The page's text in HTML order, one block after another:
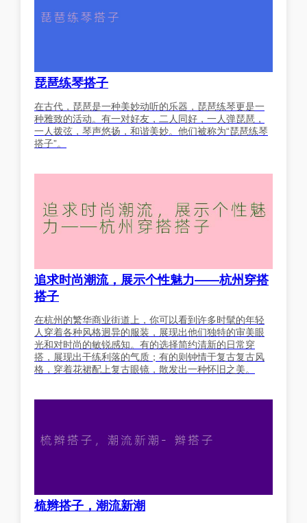
琵琶练琴搭子
在古代，琵琶是一种美妙动听的乐器，琵琶练琴更是一
种雅致的活动。有一对好友，二人同好，一人弹琵琶，
一人拨弦，琴声悠扬，和谐美妙。他们被称为“琵琶练琴
搭子”。
追求时尚潮流，展示个性魅力——杭州穿搭
搭子
在杭州的繁华商业街道上，你可以看到许多时髦的年轻
人穿着各种风格迥异的服装，展现出他们独特的审美眼
光和对时尚的敏锐感知。有的选择简约清新的日常穿
搭，展现出干练利落的气质；有的则钟情于复古复古风
格，穿着花裙配上复古眼镜，散发出一种怀旧之美。
梳辫搭子，潮流新潮